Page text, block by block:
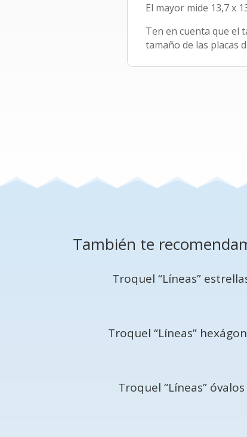
El mayor mide 13,7 x
Ten en cuenta que el
tamaño de las placas
También te
Troquel “Líneas”
Troquel “Líneas”
Troquel “Líneas” óvalos